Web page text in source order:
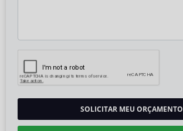
SOLICITAR MEU ORÇAMENTO